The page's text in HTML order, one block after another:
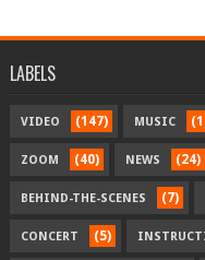
LABELS
VIDEO (147) MUSIC
ZOOM (40) NEWS (24)
BEHIND-THE-SCENES (7)
CONCERT (5)